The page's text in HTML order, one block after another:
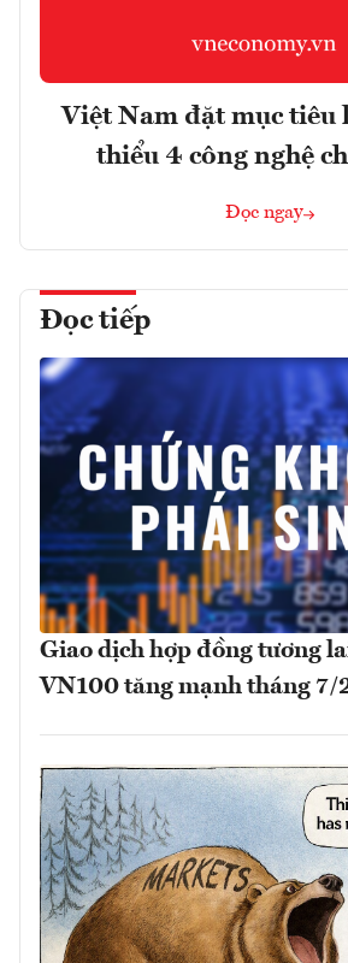
Việt Nam đặt mục tiêu
thiểu 4 công nghệ
Đọc ngay
Đọc tiếp
Giao dịch hợp đồng tương
VN100 tăng mạnh tháng 7/